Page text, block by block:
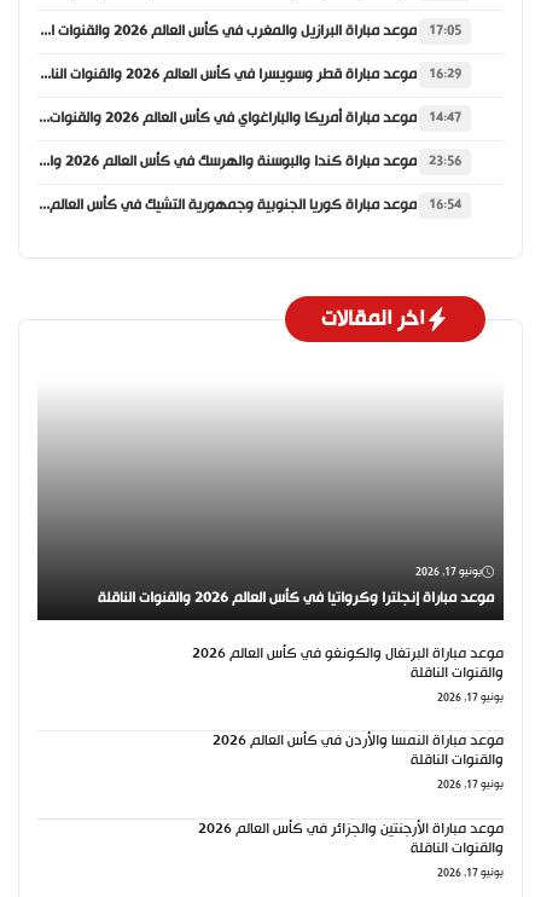
17:05 موعد مباراة البرازيل والمغرب في كأس العالم 2026 والقنوات الناقلة
16:29 موعد مباراة قطر وسويسرا في كأس العالم 2026 والقنوات الناقلة
14:47 موعد مباراة أمريكا والباراغواي في كأس العالم 2026 والقنوات الناقلة
23:56 موعد مباراة كندا والبوسنة والهرسك في كأس العالم 2026 والقنوات الناقلة
16:54 موعد مباراة كوريا الجنوبية وجمهورية التشيك في كأس العالم 2026 والقنوات الناقلة
اخر المقالات
يونيو 17, 2026
موعد مباراة إنجلترا وكرواتيا في كأس العالم 2026 والقنوات الناقلة
موعد مباراة البرتغال والكونغو في كأس العالم 2026
والقنوات الناقلة
يونيو 17, 2026
موعد مباراة النمسا والأردن في كأس العالم 2026
والقنوات الناقلة
يونيو 17, 2026
موعد مباراة الأرجنتين والجزائر في كأس العالم 2026
والقنوات الناقلة
يونيو 17, 2026